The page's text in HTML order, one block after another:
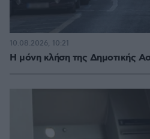
Η μόνη κλήση της Δημοτικής
10.08.2026, 10:21